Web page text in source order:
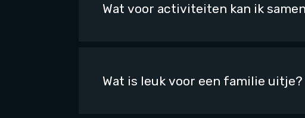
Wat voor activiteiten kan ik
Wat is leuk voor een familie uitje?